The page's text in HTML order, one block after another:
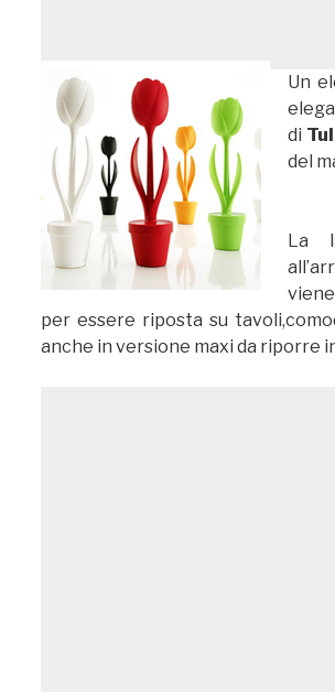
Un
di
del
La
per essere riposta su
anche in versione maxi da riporre